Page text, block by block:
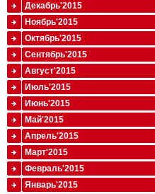
Декабрь'2015
Ноябрь'2015
Октябрь'2015
Сентябрь'2015
Август'2015
Июль'2015
Июнь'2015
Май'2015
Апрель'2015
Март'2015
Февраль'2015
Январь'2015